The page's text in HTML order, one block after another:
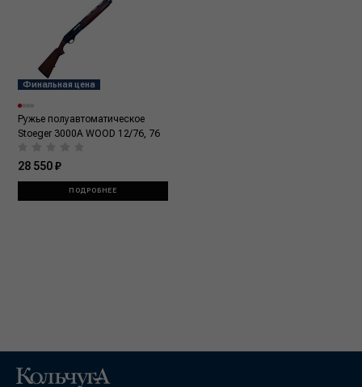
Финальная цена
Ружье полуавтоматическое
Stoeger 3000A WOOD 12/76, 76
28 550 ₽
ПОДРОБНЕЕ